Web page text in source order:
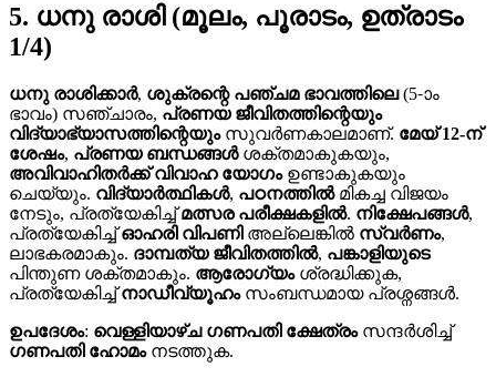
5. ധനു രാശി (മൂലം, പൂരാടം, ഉത്രാടം
1/4)
ധനു രാശിക്കാർ, ശുക്രന്റെ പഞ്ചമ ഭാവത്തിലെ(5-ാം
ഭാവം) സഞ്ചാരം, പ്രണയ ജീവിതത്തിന്റെയും
വിദ്യാഭ്യാസത്തിന്റെയുംസുവർണകാലമാണ്. മേയ് 12-ന്
ശേഷം, പ്രണയ ബന്ധങ്ങൾശക്തമാകുകയും,
അവിവാഹിതർക്ക് വിവാഹ യോഗംഉണ്ടാകുകയും
ചെയ്യും. വിദ്യാർത്ഥികൾ, പഠനത്തിൽമികച്ച വിജയം
നേടും, പ്രത്യേകിച്ച്മത്സര പരീക്ഷകളിൽ. നിക്ഷേപങ്ങൾ,
പ്രത്യേകിച്ച്ഓഹരി വിപണിഅല്ലെങ്കിൽ സ്വർണം,
ലാഭകരമാകും. ദാമ്പത്യ ജീവിതത്തിൽ, പങ്കാളിയുടെ
പിന്തുണ ശക്തമാകും. ആരോഗ്യംശ്രദ്ധിക്കുക,
പ്രത്യേകിച്ച്നാഡീവ്യൂഹംസംബന്ധമായ പ്രശ്നങ്ങൾ.
ഉപദേശം: വെള്ളിയാഴ്ച ഗണപതി ക്ഷേത്രംസന്ദർശിച്ച്
ഗണപതി ഹോമംനടത്തുക.